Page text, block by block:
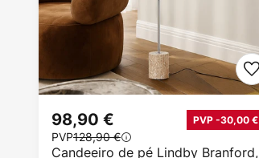
Candeeiro de pé Lindby Branford,
98,90 € PVP -30,00 €
PVP128,90 €